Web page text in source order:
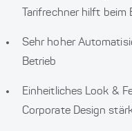
Tarifrechner hilft
Sehr hoher
Betrieb
Einheitliches Look &
Corporate Design